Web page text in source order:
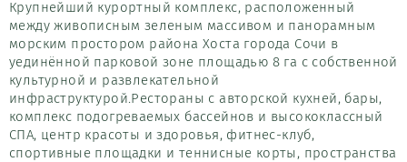
Крупнейший курортный комплекс, расположенный
между живописным зеленым массивом и панорамным
морским простором района Хоста города Сочи в
уединённой парковой зоне площадью 8 га с собственной
культурной и развлекательной
инфраструктурой.Рестораны с авторской кухней, бары,
комплекс подогреваемых бассейнов и высококлассный
СПА, центр красоты и здоровья, фитнес-клуб,
спортивные площадки и теннисные корты, пространства